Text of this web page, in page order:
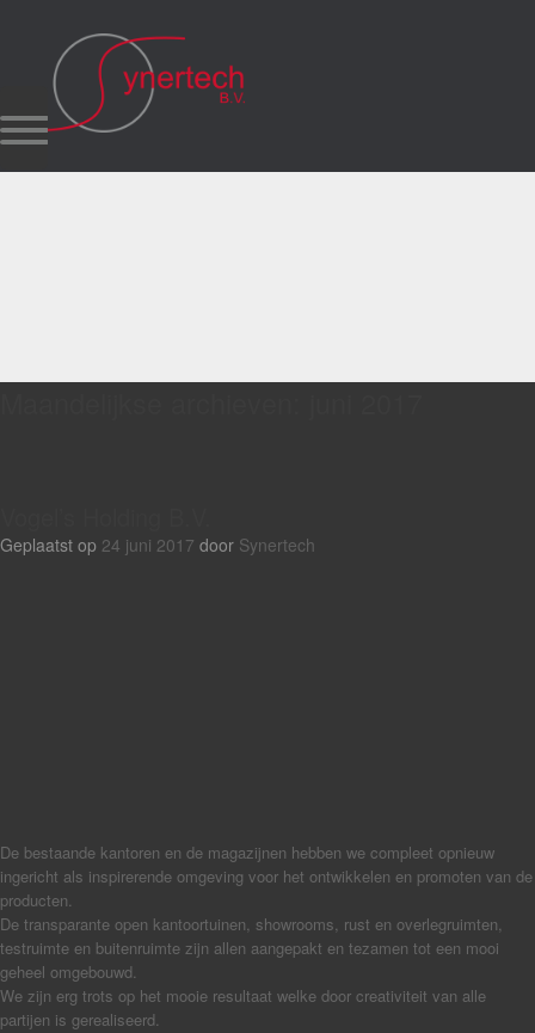
Geplaatst op 24 juni 2017 door Synertech
De bestaande kantoren en de magazijnen hebben we compleet opnieuw
ingericht als inspirerende omgeving voor het ontwikkelen en promoten van de
producten.
De transparante open kantoortuinen, showrooms, rust en overlegruimten,
testruimte en buitenruimte zijn allen aangepakt en tezamen tot een mooi
geheel omgebouwd.
We zijn erg trots op het mooie resultaat welke door creativiteit van alle
partijen is gerealiseerd.